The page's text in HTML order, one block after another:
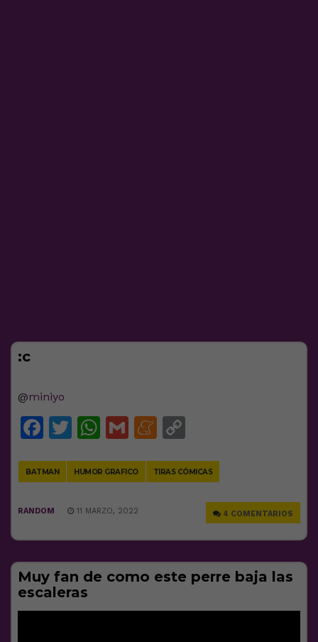
:c
@miniyo
Facebook
Twitter
WhatsApp
GmailMeneame
BATMAN HUMOR GRAFICO TIRAS CÓMICAS
4 COMENTARIOS
RANDOM 11 MARZO, 2022
Muy fan de como este perre baja las
escaleras